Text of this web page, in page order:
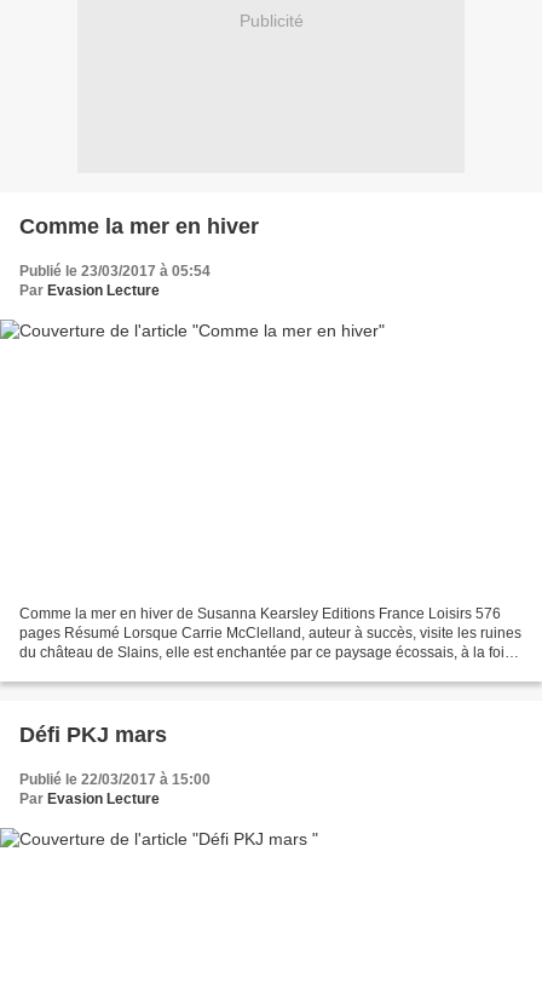
Publicité
Comme la mer en hiver
Publié le 23/03/2017 à 05:54
Par Evasion Lecture
Comme la mer en hiver de Susanna Kearsley Editions France Loisirs 576
pages Résumé Lorsque Carrie McClelland, auteur à succès, visite les ruines
du château de Slains, elle est enchantée par ce paysage écossais, à la fois
Défi PKJ mars
Publié le 22/03/2017 à 15:00
Par Evasion Lecture